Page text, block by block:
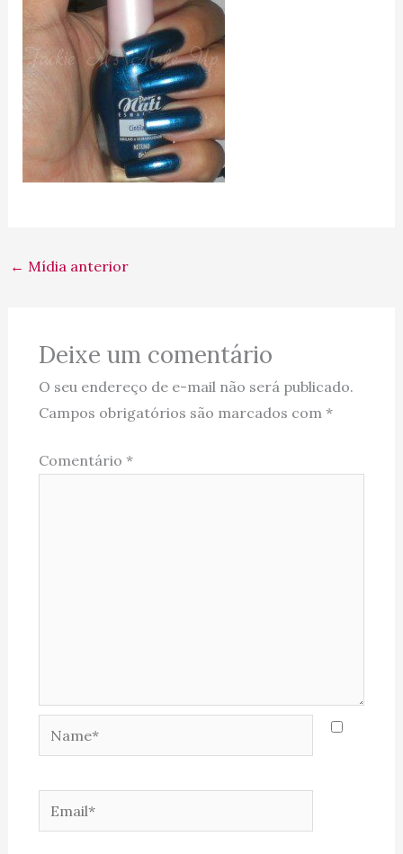
← Mídia anterior
Deixe um comentário
O seu endereço de e-mail não será publicado.
Campos obrigatórios são marcados com *
Comentário *
Name*
Email*